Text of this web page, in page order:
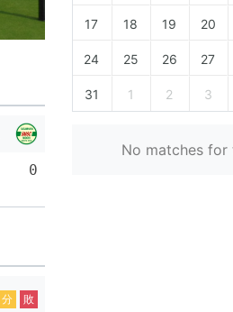
0
分 敗
17 18 19 20
24 25 26 27
31 1 2 3
No matches for